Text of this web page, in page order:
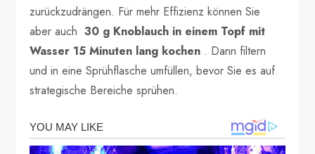
zurückzudrängen. Für mehr Effizienz können Sie
aber auch30 g Knoblauch in einem Topf mit
Wasser 15 Minuten lang kochen . Dann filtern
und in eine Sprühflasche umfüllen, bevor Sie es auf
strategische Bereiche sprühen.